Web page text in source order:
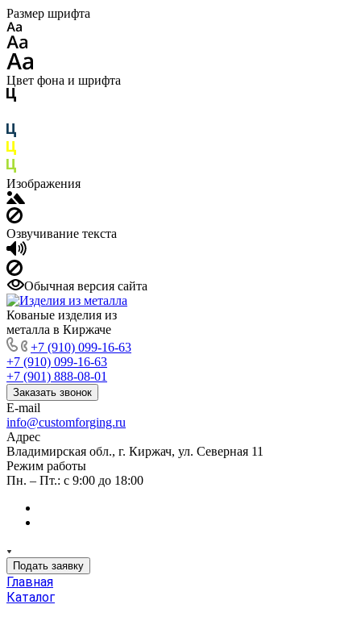
Размер шрифта
Цвет фона и шрифта
Изображения
Озвучивание текста
Обычная версия сайта
Кованые изделия из
металла в Киржаче
+7 (910) 099-16-63
+7 (910) 099-16-63
+7 (901) 888-08-01
Заказать звонок
E-mail
info@customforging.ru
Адрес
Владимирская обл., г. Киржач, ул. Северная 11
Режим работы
Пн. – Пт.: с 9:00 до 18:00
Подать заявку
Главная
Каталог